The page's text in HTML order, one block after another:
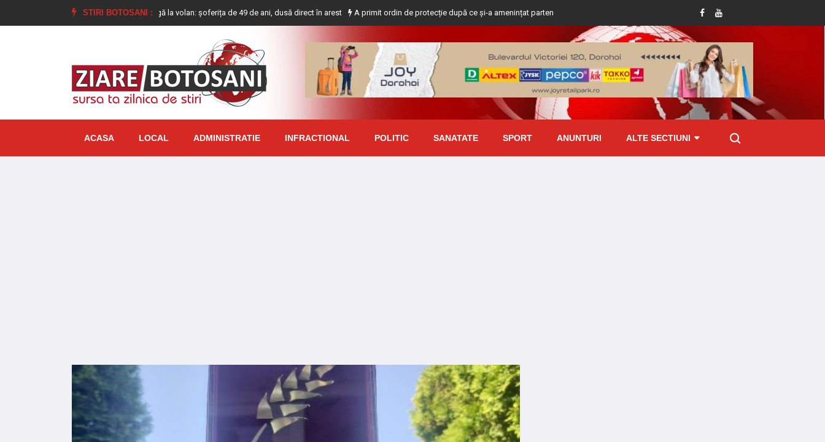
STIRI BOTOSANI :
Femeie prinsă mangă la volan: șoferița de 49 de ani, dusă direct în arest A primit ordin de protecție după ce și-a amenințat partenera printr-o aplicație de mesagerie Dosar penal întocmit de polițiști în urma
ACASA LOCAL ADMINISTRATIE INFRACTIONAL POLITIC SANATATE SPORT ANUNTURI ALTE SECTIUNI